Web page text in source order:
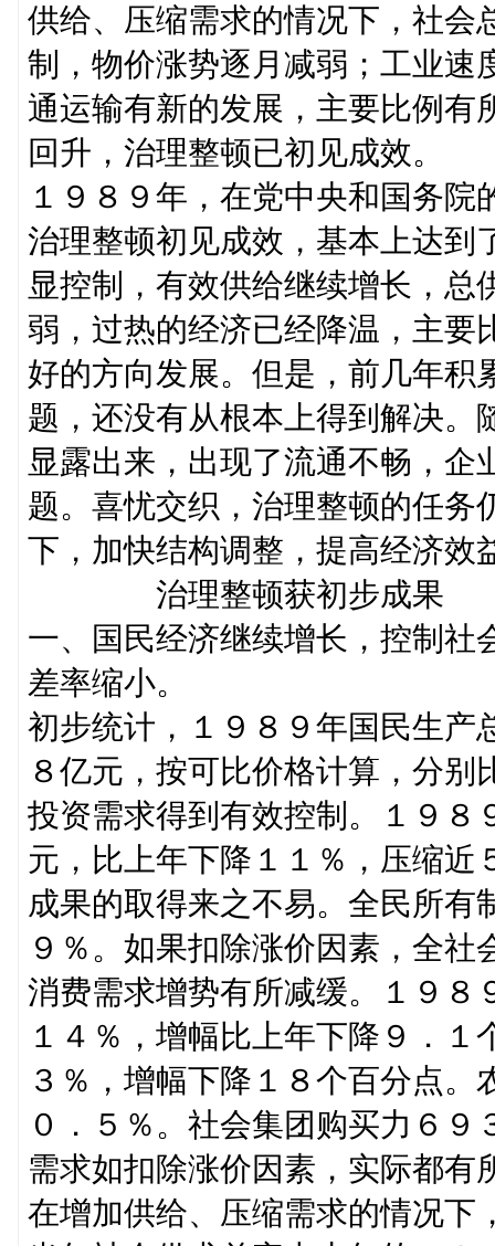
供给、压缩需求的情况下，社会
制，物价涨势逐月减弱；工业速
通运输有新的发展，主要比例有
回升，治理整顿已初见成效。
１９８９年，在党中央和国务
治理整顿初见成效，基本上达到
显控制，有效供给继续增长，总
弱，过热的经济已经降温，主要
好的方向发展。但是，前几年积
题，还没有从根本上得到解决。
显露出来，出现了流通不畅，企
题。喜忧交织，治理整顿的任务
下，加快结构调整，提高经济效
治理整顿获初步成果
一、国民经济继续增长，控制社
差率缩小。
初步统计，１９８９年国民生产
８亿元，按可比价格计算，分
投资需求得到有效控制。１９８
元，比上年下降１１％，压缩近
成果的取得来之不易。全民所有
９％。如果扣除涨价因素，全
消费需求增势有所减缓。１９８
１４％，增幅比上年下降９．
３％，增幅下降１８个百分点
０．５％。社会集团购买力６
需求如扣除涨价因素，实际都有
在增加供给、压缩需求的情况下